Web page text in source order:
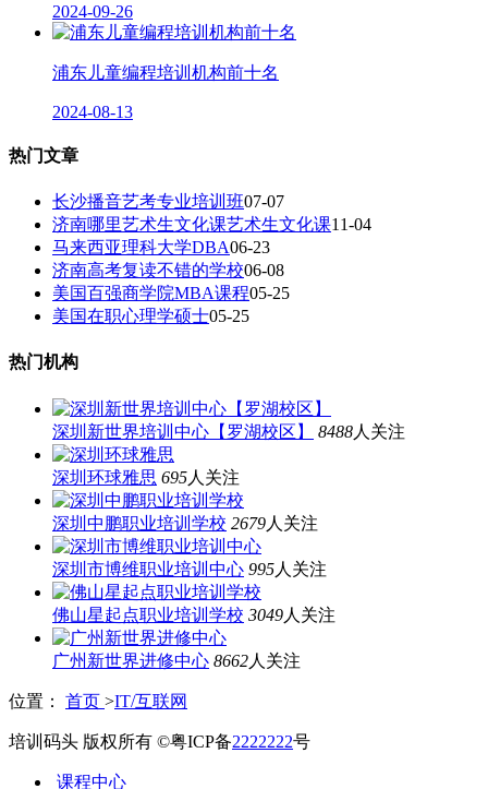
2024-09-26
浦东儿童编程培训机构前十名
2024-08-13
热门文章
长沙播音艺考专业培训班07-07
济南哪里艺术生文化课艺术生文化课11-04
马来西亚理科大学DBA06-23
济南高考复读不错的学校06-08
美国百强商学院MBA课程05-25
美国在职心理学硕士05-25
热门机构
深圳新世界培训中心【罗湖校区】 8488人关注
深圳环球雅思 695人关注
深圳中鹏职业培训学校 2679人关注
深圳市博维职业培训中心 995人关注
佛山星起点职业培训学校 3049人关注
广州新世界进修中心 8662人关注
位置： 首页 >IT/互联网
培训码头 版权所有 ©粤ICP备2222222号
课程中心